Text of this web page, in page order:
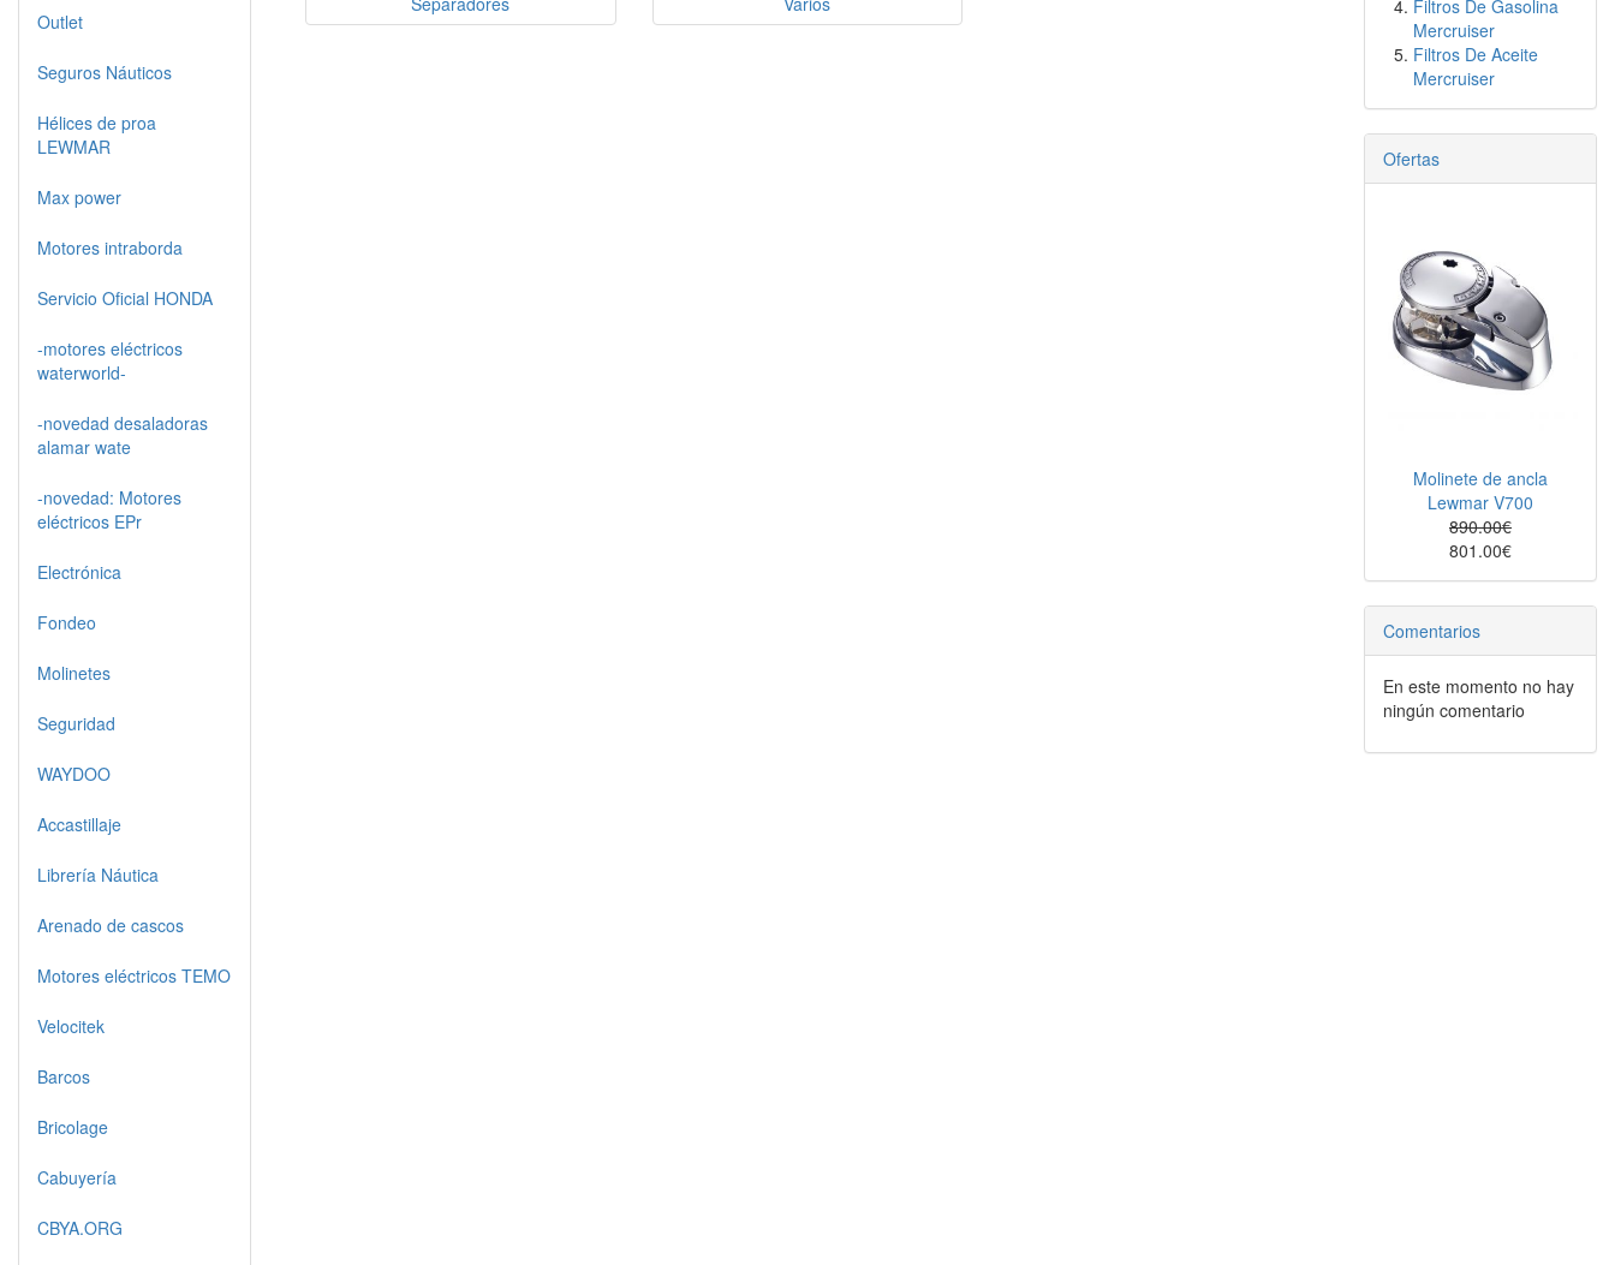
Outlet
Seguros Náuticos
Hélices de proa
LEWMAR
Max power
Motores intraborda
Servicio Oficial HONDA
-motores eléctricos
waterworld-
-novedad desaladoras
alamar wate
-novedad: Motores
eléctricos EPr
Electrónica
Fondeo
Molinetes
Seguridad
WAYDOO
Accastillaje
Librería Náutica
Arenado de cascos
Motores eléctricos TEMO
Velocitek
Barcos
Bricolage
Cabuyería
CBYA.ORG
Filtros De Gasolina
Mercruiser
Filtros De Aceite
Mercruiser
Ofertas
Molinete de ancla
Lewmar V700
890.00€
801.00€
Comentarios
En este momento no hay
ningún comentario